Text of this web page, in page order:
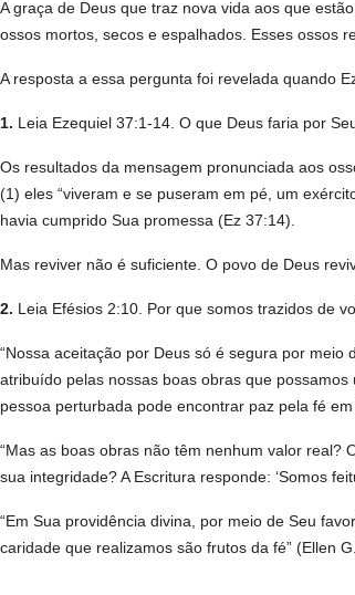
A graça de Deus que traz nova vida aos que
ossos mortos, secos e espalhados. Esses ossos
A resposta a essa pergunta foi revelada quando
1. Leia Ezequiel 37:1-14. O que Deus faria por
Os resultados da mensagem pronunciada aos
(1) eles “viveram e se puseram em pé, um
havia cumprido Sua promessa (Ez 37:14).
Mas reviver não é suficiente. O povo de Deus
2. Leia Efésios 2:10. Por que somos trazidos de
“Nossa aceitação por Deus só é segura por
atribuído pelas nossas boas obras que
pessoa perturbada pode encontrar paz pela fé
“Mas as boas obras não têm nenhum valor real?
sua integridade? A Escritura responde: ‘Somos
“Em Sua providência divina, por meio de Seu
caridade que realizamos são frutos da fé” (Ellen